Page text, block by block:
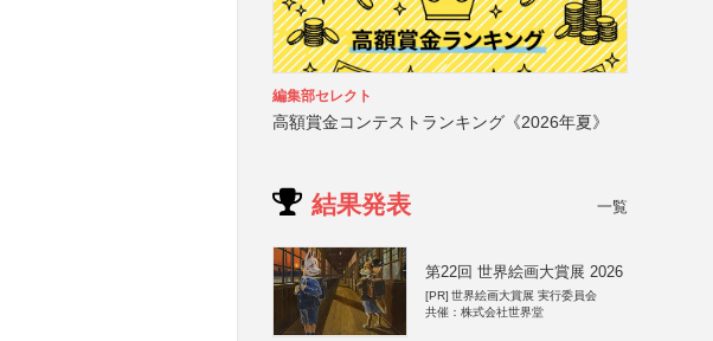
編集部セレクト
高額賞金コンテストランキング《2026年夏》
結果発表 一覧
第22回 世界絵画大賞展 2026
[PR] 世界絵画大賞展 実行委員会
共催：株式会社世界堂